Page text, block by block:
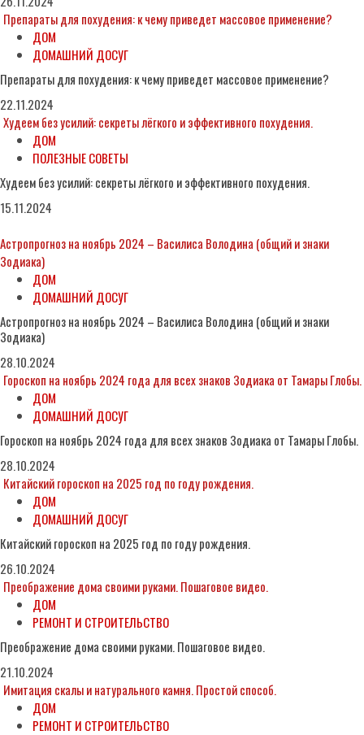
Препараты для похудения: к чему приведет массовое применение?
ДОМ
ДОМАШНИЙ ДОСУГ
Препараты для похудения: к чему приведет массовое применение?
22.11.2024
Худеем без усилий: секреты лёгкого и эффективного похудения.
ДОМ
ПОЛЕЗНЫЕ СОВЕТЫ
Худеем без усилий: секреты лёгкого и эффективного похудения.
15.11.2024
Астропрогноз на ноябрь 2024 – Василиса Володина (общий и знаки
Зодиака)
ДОМ
ДОМАШНИЙ ДОСУГ
Астропрогноз на ноябрь 2024 – Василиса Володина (общий и знаки
Зодиака)
28.10.2024
Гороскоп на ноябрь 2024 года для всех знаков Зодиака от Тамары Глобы.
ДОМ
ДОМАШНИЙ ДОСУГ
Гороскоп на ноябрь 2024 года для всех знаков Зодиака от Тамары Глобы.
28.10.2024
Китайский гороскоп на 2025 год по году рождения.
ДОМ
ДОМАШНИЙ ДОСУГ
Китайский гороскоп на 2025 год по году рождения.
26.10.2024
Преображение дома своими руками. Пошаговое видео.
ДОМ
РЕМОНТ И СТРОИТЕЛЬСТВО
Преображение дома своими руками. Пошаговое видео.
21.10.2024
Имитация скалы и натурального камня. Простой способ.
ДОМ
РЕМОНТ И СТРОИТЕЛЬСТВО